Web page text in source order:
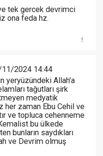
tek gercek devrimci
ona feda hz.
2024 14:44
yeryüzündeki Allah'a
tağutları şirk
medyatik
her zaman Ebu Cehil ve
ve topluca cehenneme
bu ülkede
bunların saydıkları
ve Devrim olmuş